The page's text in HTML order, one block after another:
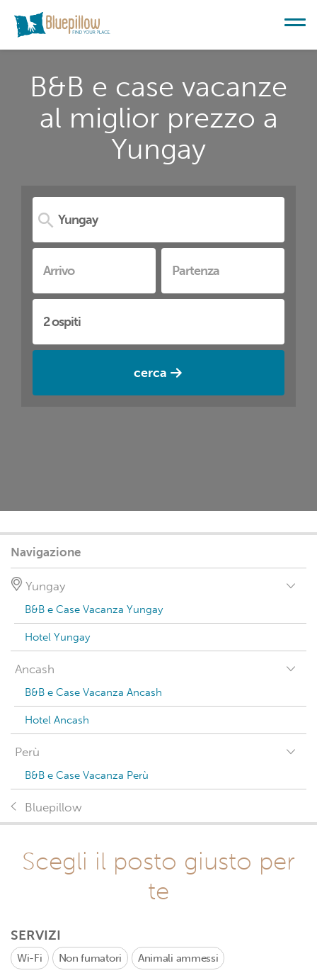
B&B e case vacanze
al miglior prezzo a
Yungay
cerca
Navigazione
Yungay
B&B e Case Vacanza Yungay
Hotel Yungay
Ancash
B&B e Case Vacanza Ancash
Hotel Ancash
Perù
B&B e Case Vacanza Perù
Bluepillow
Scegli il posto giusto per
te
SERVIZI
Wi-Fi Non fumatori Animali ammessi